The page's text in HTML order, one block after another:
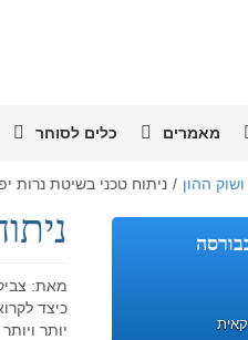
מאמרים כלים לסוחר
ההון / ניתוח טכני בשיטת נרות
מאת:
כיצד
יותר